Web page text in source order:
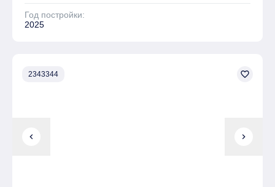
Год постройки:
2025
chevron_left chevron_right
2343344 favorite_border